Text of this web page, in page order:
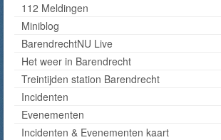
112 Meldingen
Miniblog
BarendrechtNU Live
Het weer in Barendrecht
Treintijden station Barendrecht
Incidenten
Evenementen
Incidenten & Evenementen kaart